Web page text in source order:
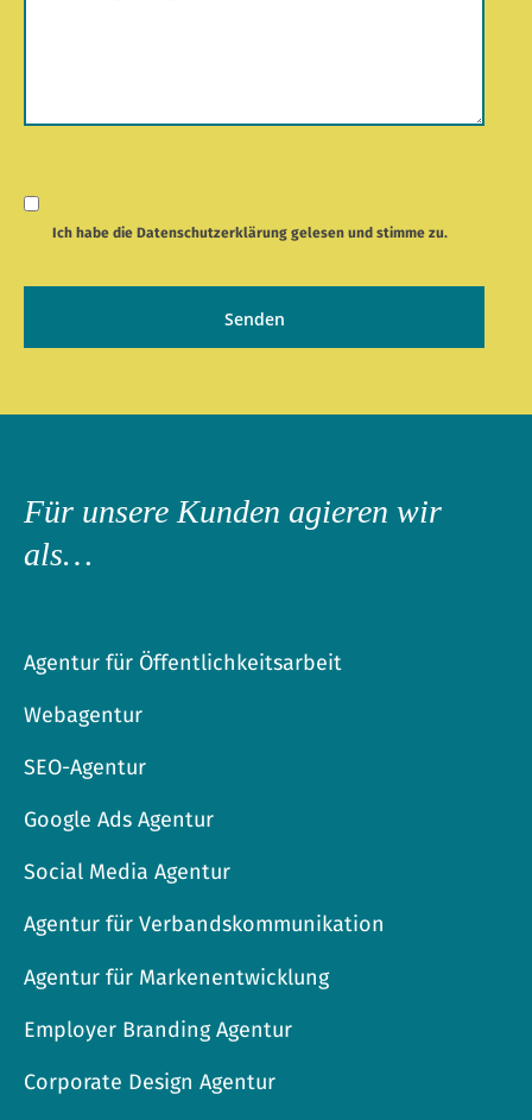
Ich habe dieDatenschutzerklärung gelesen und stimme zu.
Für unsere Kunden agieren wir
als…
Agentur für Öffentlichkeitsarbeit
Webagentur
SEO-Agentur
Google Ads Agentur
Social Media Agentur
Agentur für Verbandskommunikation
Agentur für Markenentwicklung
Employer Branding Agentur
Corporate Design Agentur